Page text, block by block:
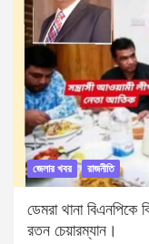
জেলার খবর রাজনীতি
ডেমরা থানা বিএনপিকে
রতন চেয়ারম্যান।